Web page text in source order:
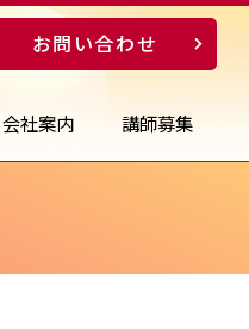
会社案内 講師募集
お問い合わせ